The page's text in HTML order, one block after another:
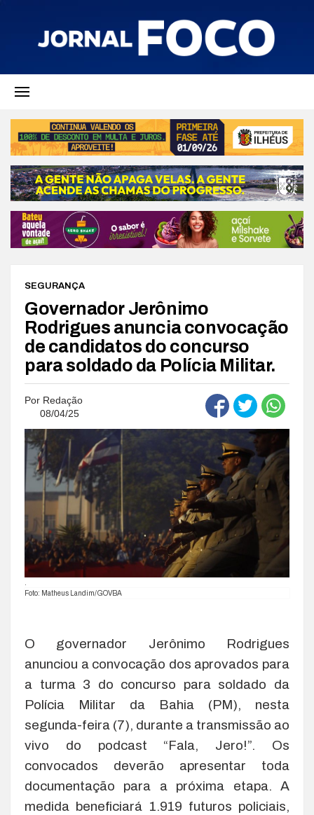
SEGURANÇA
Governador Jerônimo
Rodrigues anuncia convocação
de candidatos do concurso
para soldado da Polícia Militar.
Por Redação
08/04/25
.
Foto: Matheus Landim/GOVBA
O governador Jerônimo Rodrigues
anunciou a convocação dos aprovados para
a turma 3 do concurso para soldado da
Polícia Militar da Bahia (PM), nesta
segunda-feira (7), durante a transmissão ao
vivo do podcast “Fala, Jero!”. Os
convocados deverão apresentar toda
documentação para a próxima etapa. A
medida beneficiará 1.919 futuros policiais,